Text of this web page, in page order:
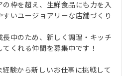
枠を超え、生鮮食品にも力を入
いユージョアリーな店舗づくり
中のため、新しく調理・キッチ
くれる仲間を募集中です！
験から新しいお仕事に挑戦して